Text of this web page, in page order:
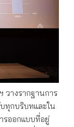
วางรากฐานการ
ทุกบริบทและใน
รออกแบบที่อยู่